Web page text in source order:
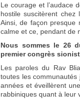
Le courage et l’audace
hostile suscitèrent chez
Ainsi, de façon presque
calme et ce, pendant de
Nous sommes le 26
premier congrès
Les paroles du Rav
toutes les communautés
années et éveillèrent
rabbiniques quant à leur